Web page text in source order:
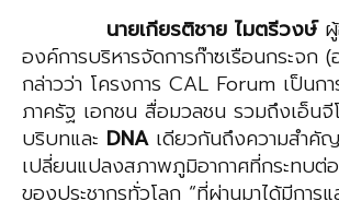
นายเกียรติชาย ไมตรีวงษ์ผู้
องค์การบริหารจัดการก๊าซเรือนกระจก
กล่าวว่า โครงการ CAL Forum เป็นก
ภาครัฐ เอกชน สื่อมวลชน รวมถึงเอ็น
บริบทและ DNAเดียวกันถึงความสำคั
เปลี่ยนแปลงสภาพภูมิอากาศที่กระทบต่
ของประชากรทั่วโลก “ที่ผ่านมาได้มีการ